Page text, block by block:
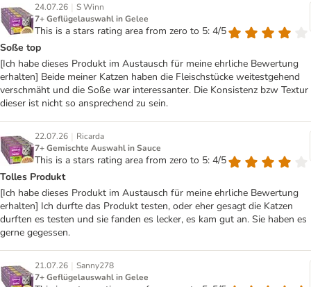
24.07.26 | S Winn
7+ Geflügelauswahl in Gelee
This is a stars rating area from zero to 5: 4/5
Soße top
[Ich habe dieses Produkt im Austausch für meine ehrliche Bewertung
erhalten] Beide meiner Katzen haben die Fleischstücke weitestgehend
verschmäht und die Soße war interessanter. Die Konsistenz bzw Textur
dieser ist nicht so ansprechend zu sein.
22.07.26 | Ricarda
7+ Gemischte Auswahl in Sauce
This is a stars rating area from zero to 5: 4/5
Tolles Produkt
[Ich habe dieses Produkt im Austausch für meine ehrliche Bewertung
erhalten] Ich durfte das Produkt testen, oder eher gesagt die Katzen
durften es testen und sie fanden es lecker, es kam gut an. Sie haben es
gerne gegessen.
21.07.26 | Sanny278
7+ Geflügelauswahl in Gelee